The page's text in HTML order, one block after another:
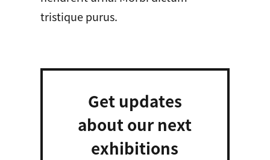
tristique purus.
Get updates
about our next
exhibitions